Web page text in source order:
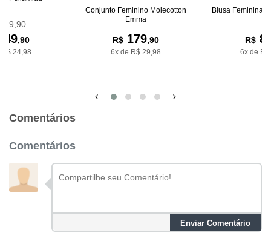
,90
24,98
Conjunto Feminino Molecotton
Emma
R$179,90
6x de R$ 29,98
Blusa Feminina
R$
6x de
Comentários
Comentários
Enviar Comentário